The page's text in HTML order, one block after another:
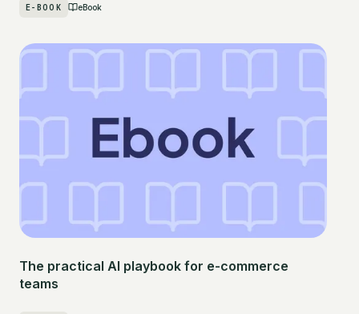
E-BOOK eBook
The practical AI playbook for e-commerce
teams